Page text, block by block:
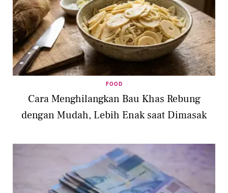
FOOD
Cara Menghilangkan Bau Khas Rebung
dengan Mudah, Lebih Enak saat Dimasak